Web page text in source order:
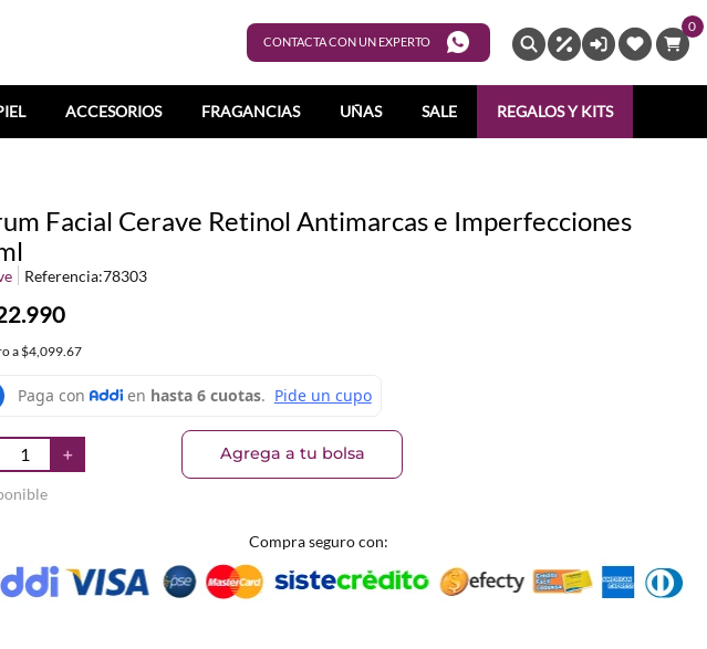
CONTACTA CON UN EXPERTO
0
ACCESORIOS FRAGANCIAS UÑAS SALE REGALOS Y KITS
Facial Cerave Retinol Antimarcas e Imperfecciones
Referencia:78303
.990
a $4,099.67
＋ Agrega a tu bolsa
Compra seguro con: